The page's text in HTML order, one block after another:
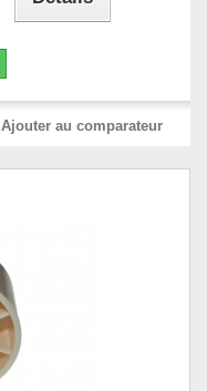
Ajouter au comparateur